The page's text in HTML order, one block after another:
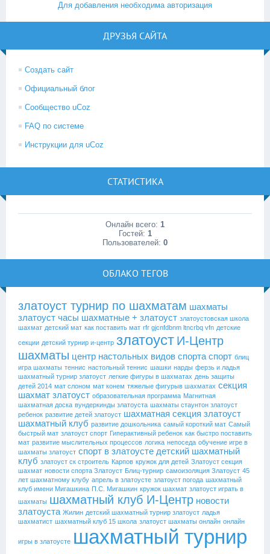
Для добавления необходима авторизация
ДРУЗЬЯ САЙТА
Создать сайт
Официальный блог
Сообщество uCoz
FAQ по системе
Инструкции для uCoz
СТАТИСТИКА
Онлайн всего: 1
Гостей: 1
Пользователей: 0
ОБЛАКО ТЕГОВ
златоуст турнир по шахматам шахматы
златоуст часы шахматные + златоуст златоустовская школа
шахмат детский мат как поставить мат rfr gjcnfdbnm ltncrbq vfn детские
секции детский турнир и-центр златоуст И-Центр
шахматы центр настольных видов спорта спорт блиц
игра шахматы теннис настольный теннис шашки нарды ферзь и ладья
шахматный турнир златоуст легкие фигуры в шахматах день защиты
детей 2014 мат слоном мат конем тяжелые фигурыв шахматах секция
шахмат златоуст образовательная программа Магнитная
шахматная доска вундеркинды златоуста шахматы стаунтон златоуст
ребенок развитие детей златоуст шахматная секция златоуст
шахматный клуб развитие дошкольника самый короткий мат Самый
быстрый мат златоуст спорт Гиперактивный ребенок как быстро поставить
мат развитие мыслительных процессов логика непоседа обучение игре в
шахматы златоуст спорт в златоусте детский шахматный
клуб златоуст ск строитель Карпов кружок для детей Златоуст секция
шахмат новости спорта Златоуст Блиц-турнир самоизоляция Златоуст 45
лет шахматному клубу апрель в златоусте златоуст погода шахматный
клуб имени Мигашкина П.С. Мигашкин кружок шахмат златоуст играть в
шахматы шахматный клуб И-Центр новости
златоуста Жилин детский шахматный турнир златоуст ладья
шахматист шахматный клуб 15 школа златоуст шахматы онлайн онлайн
игры в златоусте шахматный турнир